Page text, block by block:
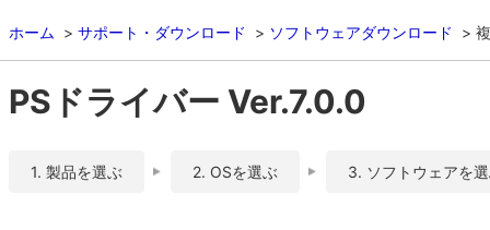
ホーム サポート・ダウンロード ソフトウェアダウンロード
PSドライバー Ver.7.0.0
1. 製品を選ぶ 2. OSを選ぶ 3. ソフトウェアを